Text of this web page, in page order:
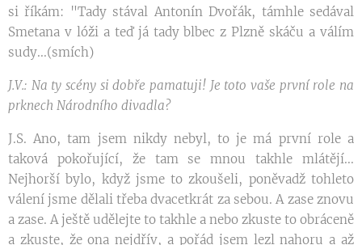
si říkám: "Tady stával Antonín Dvořák, támhle sedával
Smetana v lóži a teď já tady blbec z Plzně skáču a válím
sudy...(smích)
J.V.: Na ty scény si dobře pamatuji! Je toto vaše první role na
prknech Národního divadla?
J.S. Ano, tam jsem nikdy nebyl, to je má první role a
taková pokořující, že tam se mnou takhle mlátějí...
Nejhorší bylo, když jsme to zkoušeli, poněvadž tohleto
válení jsme dělali třeba dvacetkrát za sebou. A zase znovu
a zase. A ještě udělejte to takhle a nebo zkuste to obráceně
a zkuste, že ona nejdřív, a pořád jsem lezl nahoru a až